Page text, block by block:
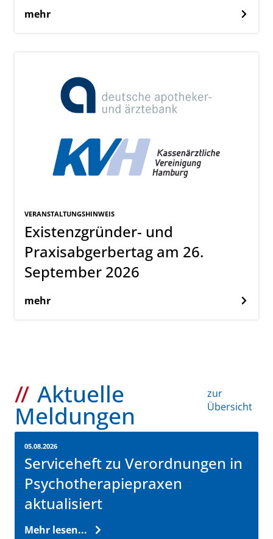
mehr
VERANSTALTUNGSHINWEIS
Existenzgründer- und
Praxisabgerbertag am 26.
September 2026
mehr
Aktuelle
Meldungen
zur
Übersicht
05.08.2026
Serviceheft zu Verordnungen in
Psychotherapiepraxen
aktualisiert
Mehr lesen...